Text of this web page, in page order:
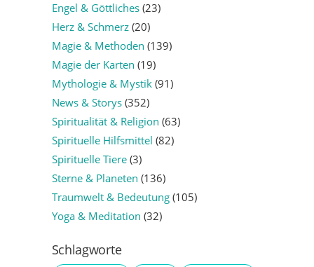
Engel & Göttliches(23)
Herz & Schmerz(20)
Magie & Methoden (139)
Magie der Karten (19)
Mythologie & Mystik(91)
News & Storys(352)
Spiritualität & Religion (63)
Spirituelle Hilfsmittel (82)
Spirituelle Tiere(3)
Sterne & Planeten (136)
Traumwelt & Bedeutung(105)
Yoga & Meditation (32)
Schlagworte